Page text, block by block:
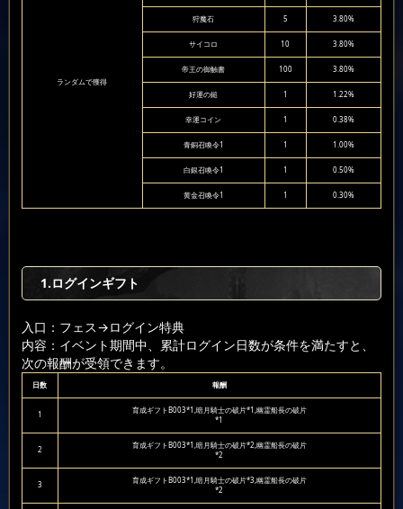
ランダムで獲得
狩魔石 5 3.80%
サイコロ 10 3.80%
帝王の御触書 100 3.80%
好運の鎚 1 1.22%
幸運コイン 1 0.38%
青銅召喚令1 1 1.00%
白銀召喚令1 1 0.50%
黄金召喚令1 1 0.30%
1.ログインギフト
入口：フェス→ログイン特典
内容：イベント期間中、累計ログイン日数が条件を満たすと、
次の報酬が受領できます。
日数 報酬
1
育成ギフトB003*1,暗月騎士の破片*1,幽霊船長の破片
*1
2
育成ギフトB003*1,暗月騎士の破片*2,幽霊船長の破片
*2
3
育成ギフトB003*1,暗月騎士の破片*3,幽霊船長の破片
*2